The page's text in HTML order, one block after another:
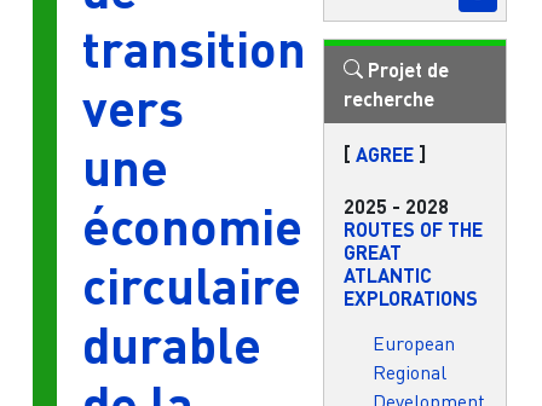
transition
vers
une
économie
circulaire
durable
Projet de
recherche
[ AGREE ]
2025 - 2028
ROUTES OF THE
GREAT
ATLANTIC
EXPLORATIONS
European
Regional
Development